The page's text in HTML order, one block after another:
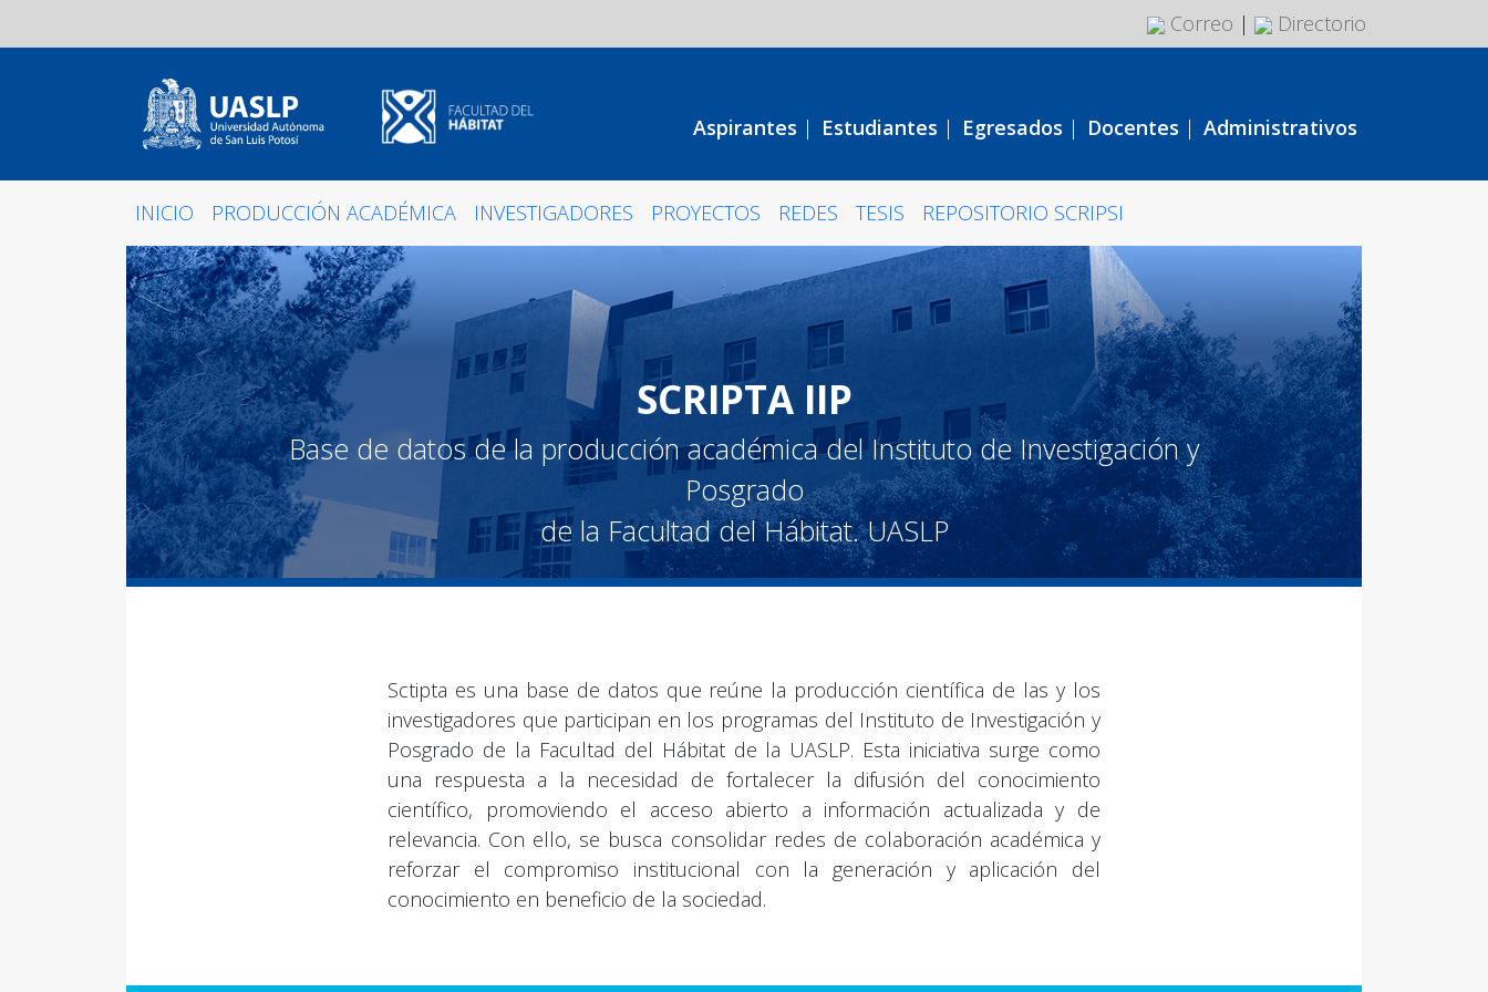
Correo | Directorio
Aspirantes | Estudiantes | Egresados | Docentes | Administrativos
INICIO PRODUCCIÓN ACADÉMICA INVESTIGADORES PROYECTOS REDES TESIS REPOSITORIO SCRIPSI
SCRIPTA IIP
Base de datos de la producción académica del Instituto de Investigación y
Posgrado
de la Facultad del Hábitat. UASLP
Sctipta es una base de datos que reúne la producción científica de las y los
investigadores que participan en los programas del Instituto de Investigación y
Posgrado de la Facultad del Hábitat de la UASLP. Esta iniciativa surge como
una respuesta a la necesidad de fortalecer la difusión del conocimiento
científico, promoviendo el acceso abierto a información actualizada y de
relevancia. Con ello, se busca consolidar redes de colaboración académica y
reforzar el compromiso institucional con la generación y aplicación del
conocimiento en beneficio de la sociedad.